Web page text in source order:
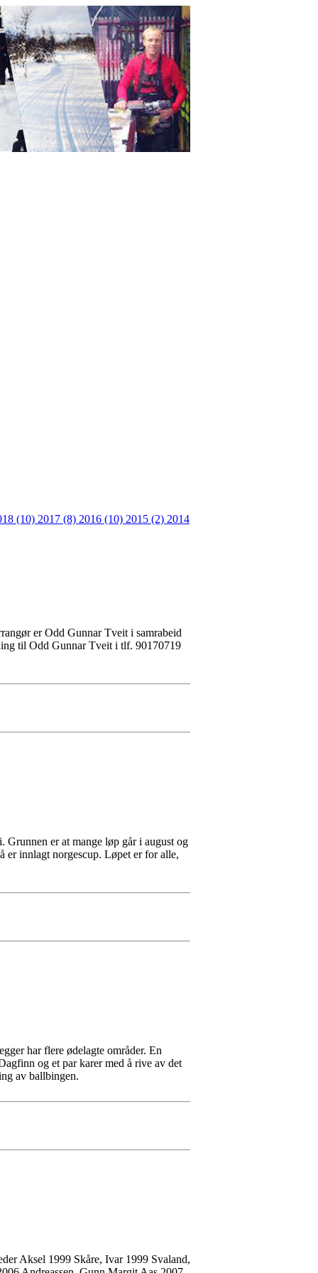
(10) 2017 (8) 2016 (10) 2015 (2) 2014
er Odd Gunnar Tveit i samrabeid
til Odd Gunnar Tveit i tlf. 90170719
er at mange løp går i august og
er innlagt norgescup. Løpet er for alle,
har flere ødelagte områder. En
og et par karer med å rive av det
av ballbingen.
Aksel 1999 Skåre, Ivar 1999 Svaland,